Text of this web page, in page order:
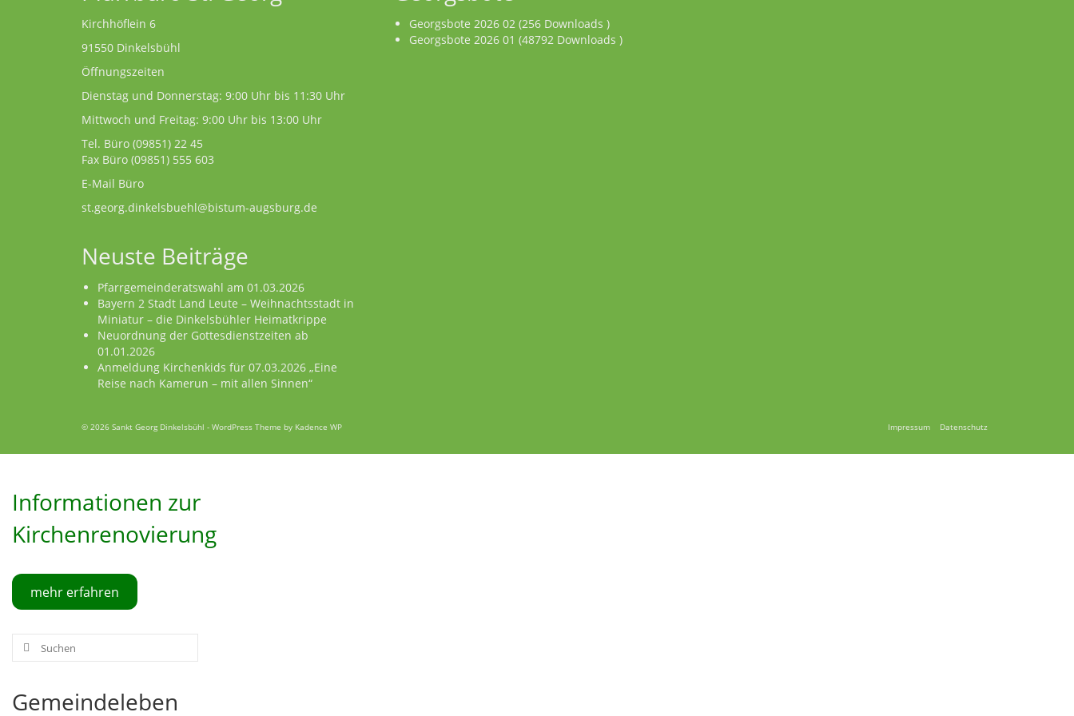
Kirchhöflein 6
91550 Dinkelsbühl
Öffnungszeiten
Dienstag und Donnerstag: 9:00 Uhr bis 11:30 Uhr
Mittwoch und Freitag: 9:00 Uhr bis 13:00 Uhr
Tel. Büro (09851) 22 45
Fax Büro (09851) 555 603
E-Mail Büro
st.georg.dinkelsbuehl@bistum-augsburg.de
Neuste Beiträge
Pfarrgemeinderatswahl am 01.03.2026
Bayern 2 Stadt Land Leute – Weihnachtsstadt in
Miniatur – die Dinkelsbühler Heimatkrippe
Neuordnung der Gottesdienstzeiten ab
01.01.2026
Anmeldung Kirchenkids für 07.03.2026 „Eine
Reise nach Kamerun – mit allen Sinnen“
Georgsbote 2026 02 (256 Downloads )
Georgsbote 2026 01 (48792 Downloads )
Impressum Datenschutz
© 2026 Sankt Georg Dinkelsbühl - WordPress Theme by Kadence WP
Informationen zur
Kirchenrenovierung
mehr erfahren
Suche
nach:
Gemeindeleben